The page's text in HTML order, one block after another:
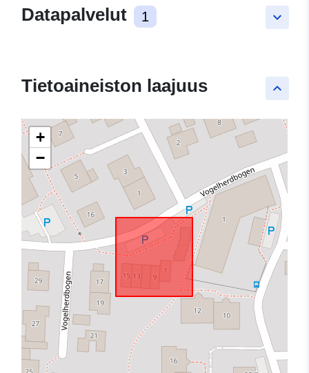
keyboard_arrow_down
Datapalvelut 1
keyboard_arrow_up
Tietoaineiston laajuus
+
−